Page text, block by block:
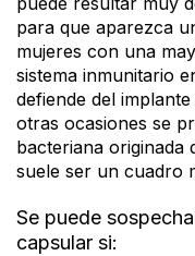
para que aparezca
mujeres con una
sistema inmunitario
defiende del
otras ocasiones se
bacteriana originada
suele ser un cuadro
Se puede
capsular si: